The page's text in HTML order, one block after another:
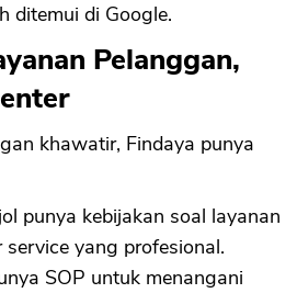
ditemui di Google.
Pelanggan,
khawatir, Findaya punya
punya kebijakan soal layanan
yang profesional.
SOP untuk menangani